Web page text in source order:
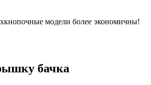
модели более экономичны!
бачка